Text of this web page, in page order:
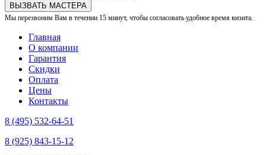
ВЫЗВАТЬ МАСТЕРА
Мы перезвоним Вам в течении 15 минут, чтобы согласовать удобное время визита.
Главная
О компании
Гарантия
Скидки
Оплата
Цены
Контакты
8 (495) 532-64-51
8 (925) 843-15-12